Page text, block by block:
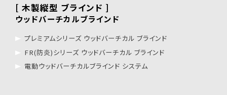
[ 木製縦型 ブラインド ]
ウッドバーチカルブラインド
プレミアムシリーズ ウッドバーチカル ブラインド
FR(防炎)シリーズ ウッドバーチカル ブラインド
電動ウッドバーチカルブラインド システム